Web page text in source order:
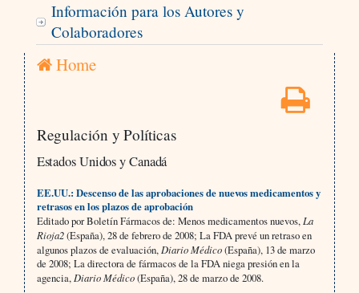
Información para los Autores y
Colaboradores
Home
Regulación y Políticas
Estados Unidos y Canadá
EE.UU.: Descenso de las aprobaciones de nuevos medicamentos y
retrasos en los plazos de aprobación
Editado por Boletín Fármacos de: Menos medicamentos nuevos, La
Rioja2(España), 28 de febrero de 2008; La FDA prevé un retraso en
algunos plazos de evaluación, Diario Médico(España), 13 de marzo
de 2008; La directora de fármacos de la FDA niega presión en la
agencia, Diario Médico(España), 28 de marzo de 2008.